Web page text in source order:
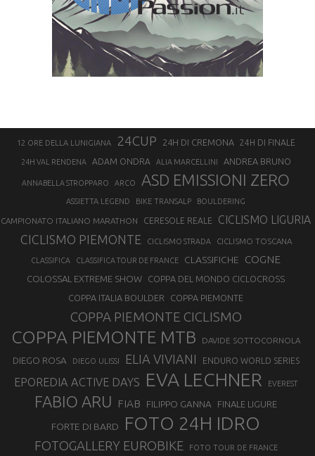
12 ORE DELLA LUNIGIANA 24CUP 24H DI CREMONA 24H DI FINALE
24H VAL RENDENA ADAM ONDRA ALIA MARCELLINI ANDREA BRUNO
ANNABELLA STROPPARO ARCO ASD EMISSIONI ZERO
ASSIETTA LEGEND BIKE TRANSALP BOULDERING
CAMPIONATO ITALIANO MARATHON CERESOLE REALE CICLISMO LIGURIA
CICLISMO PIEMONTE CICLISMO STRADA CICLISMO TOSCANA
CLASSIFICA CLASSIFICA TOUR DE FRANCE CLASSIFICHE COGNE
COLOSSAL EXTREME SHOW
COPPA DEL MONDO CICLOCROSS
COPPA ITALIA BOULDER
COPPA PIEMONTE
COPPA PIEMONTE CICLISMO
COPPA PIEMONTE MTB DAVIDE SOTTOCORNOLA
DIEGO ROSA DIEGO ULISSI ELIA VIVIANI ENDURO WORLD SERIES
EPOREDIA ACTIVE DAYS EVA LECHNER EVEREST
FABIO ARU FIAB FILIPPO GANNA FINALE LIGURE
FORTE DI BARD FOTO 24H IDRO
FOTOGALLERY EUROBIKE FOTO TOUR DE FRANCE